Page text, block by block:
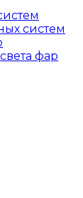
систем
фар